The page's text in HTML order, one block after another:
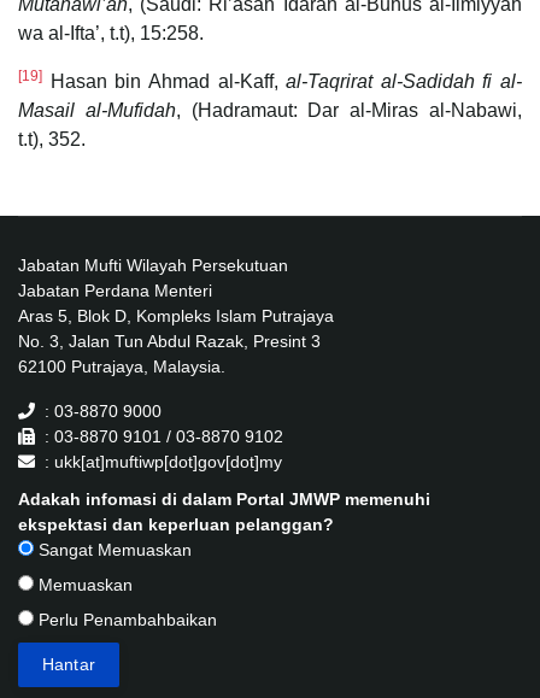
wa al-Ifta’, t.t), 15:258.
[19] Hasan bin Ahmad al-Kaff,al-Taqrirat al-Sadidah fi al-
Masail al-Mufidah, (Hadramaut: Dar al-Miras al-Nabawi,
t.t), 352.
Jabatan Mufti Wilayah Persekutuan
Jabatan Perdana Menteri
Aras 5, Blok D, Kompleks Islam Putrajaya
No. 3, Jalan Tun Abdul Razak, Presint 3
62100 Putrajaya, Malaysia.
: 03-8870 9000
: 03-8870 9101 / 03-8870 9102
: ukk[at]muftiwp[dot]gov[dot]my
Adakah infomasi di dalam Portal JMWP memenuhi
ekspektasi dan keperluan pelanggan?
Sangat Memuaskan
Memuaskan
Perlu Penambahbaikan